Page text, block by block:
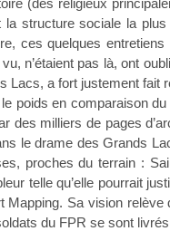
(des religieux
structure sociale la plus
ces quelques entretiens
n’étaient pas là, ont
Lacs, a fort justement fait
poids en comparaison
des milliers de pages
le drame des Grands
proches du terrain :
telle qu’elle pourrait
Sa vision relève
du FPR se sont